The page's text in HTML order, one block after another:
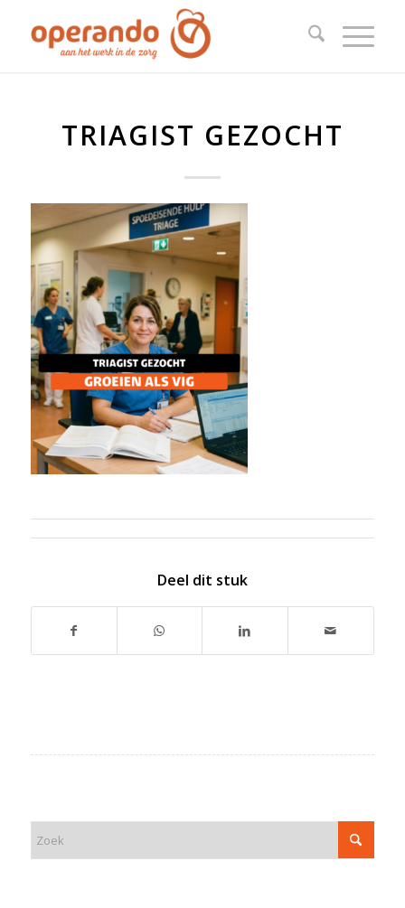
TRIAGIST GEZOCHT
Deel dit stuk